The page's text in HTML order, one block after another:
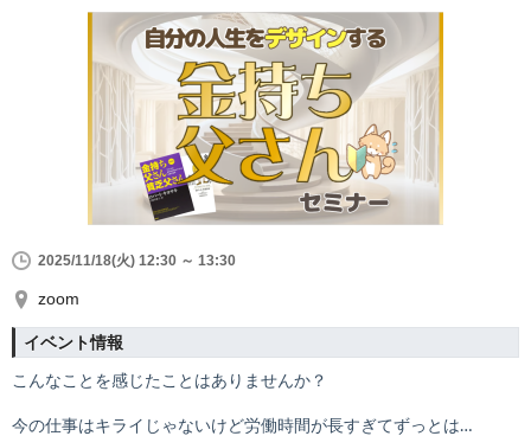
2025/11/18(火) 12:30 ～ 13:30
zoom
イベント情報
こんなことを感じたことはありませんか？
今の仕事はキライじゃないけど労働時間が長すぎてずっとは…